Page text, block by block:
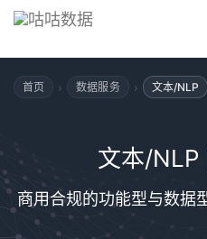
首页 › 数据服务 › 文本/NLP
文本/NLP
商用合规的功能型与数据